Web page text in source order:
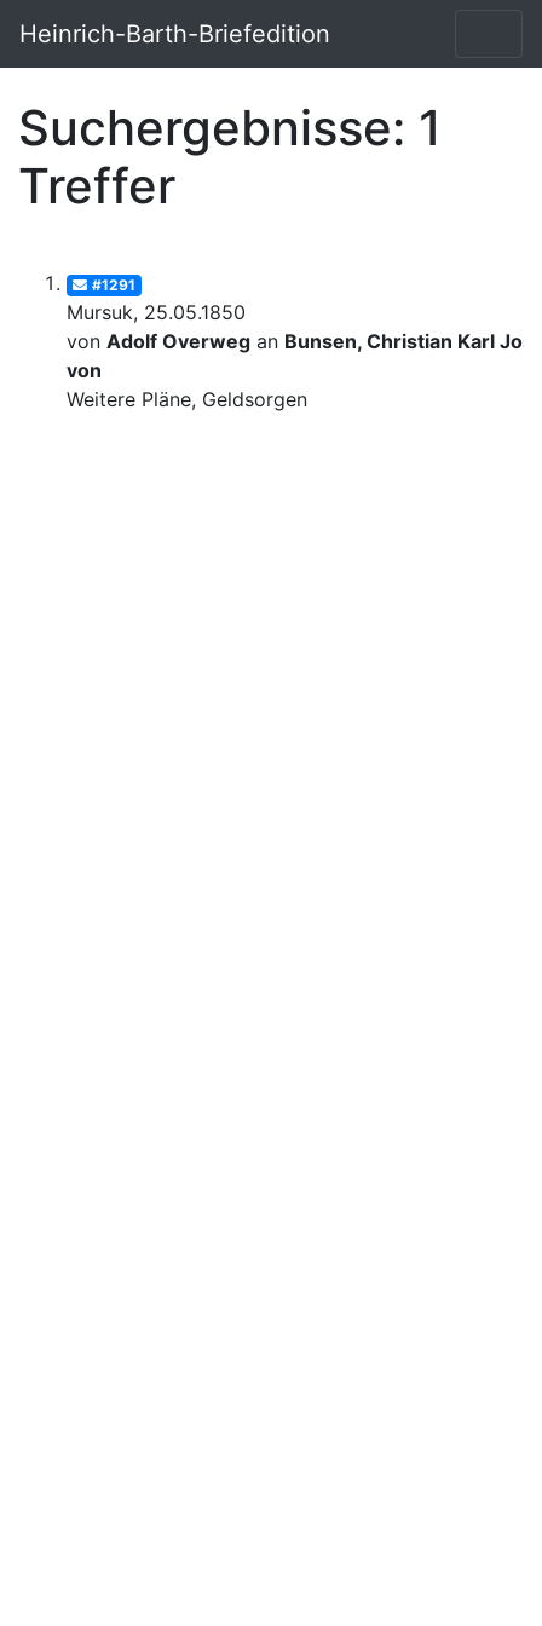
Heinrich-Barth-Briefedition
Suchergebnisse: 1
Treffer
#1291
Mursuk, 25.05.1850
von Adolf Overweg an Bunsen, Christian Karl
von
Weitere Pläne, Geldsorgen